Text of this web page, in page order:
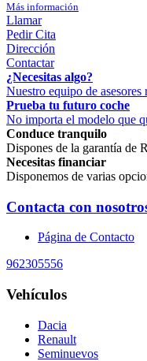
Más información
Llamar
Pedir Cita
Dirección
Contactar
¿Necesitas algo?
Nuestro equipo de asesores
Prueba tu futuro coche
No importa el modelo que
Conduce tranquilo
Dispones de la garantía de
Necesitas financiar
Disponemos de varias
Contacta con
Página de Contacto
962305556
Vehículos
Dacia
Renault
Seminuevos